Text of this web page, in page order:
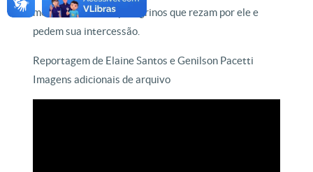
memória de fiéis e peregrinos que rezam por ele e
pedem sua intercessão.
Reportagem de Elaine Santos e Genilson Pacetti
Imagens adicionais de arquivo